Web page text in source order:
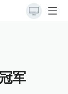
军